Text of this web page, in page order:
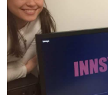
Kontakt
Valgfag